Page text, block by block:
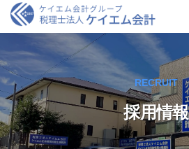
RECRUIT
採用情報